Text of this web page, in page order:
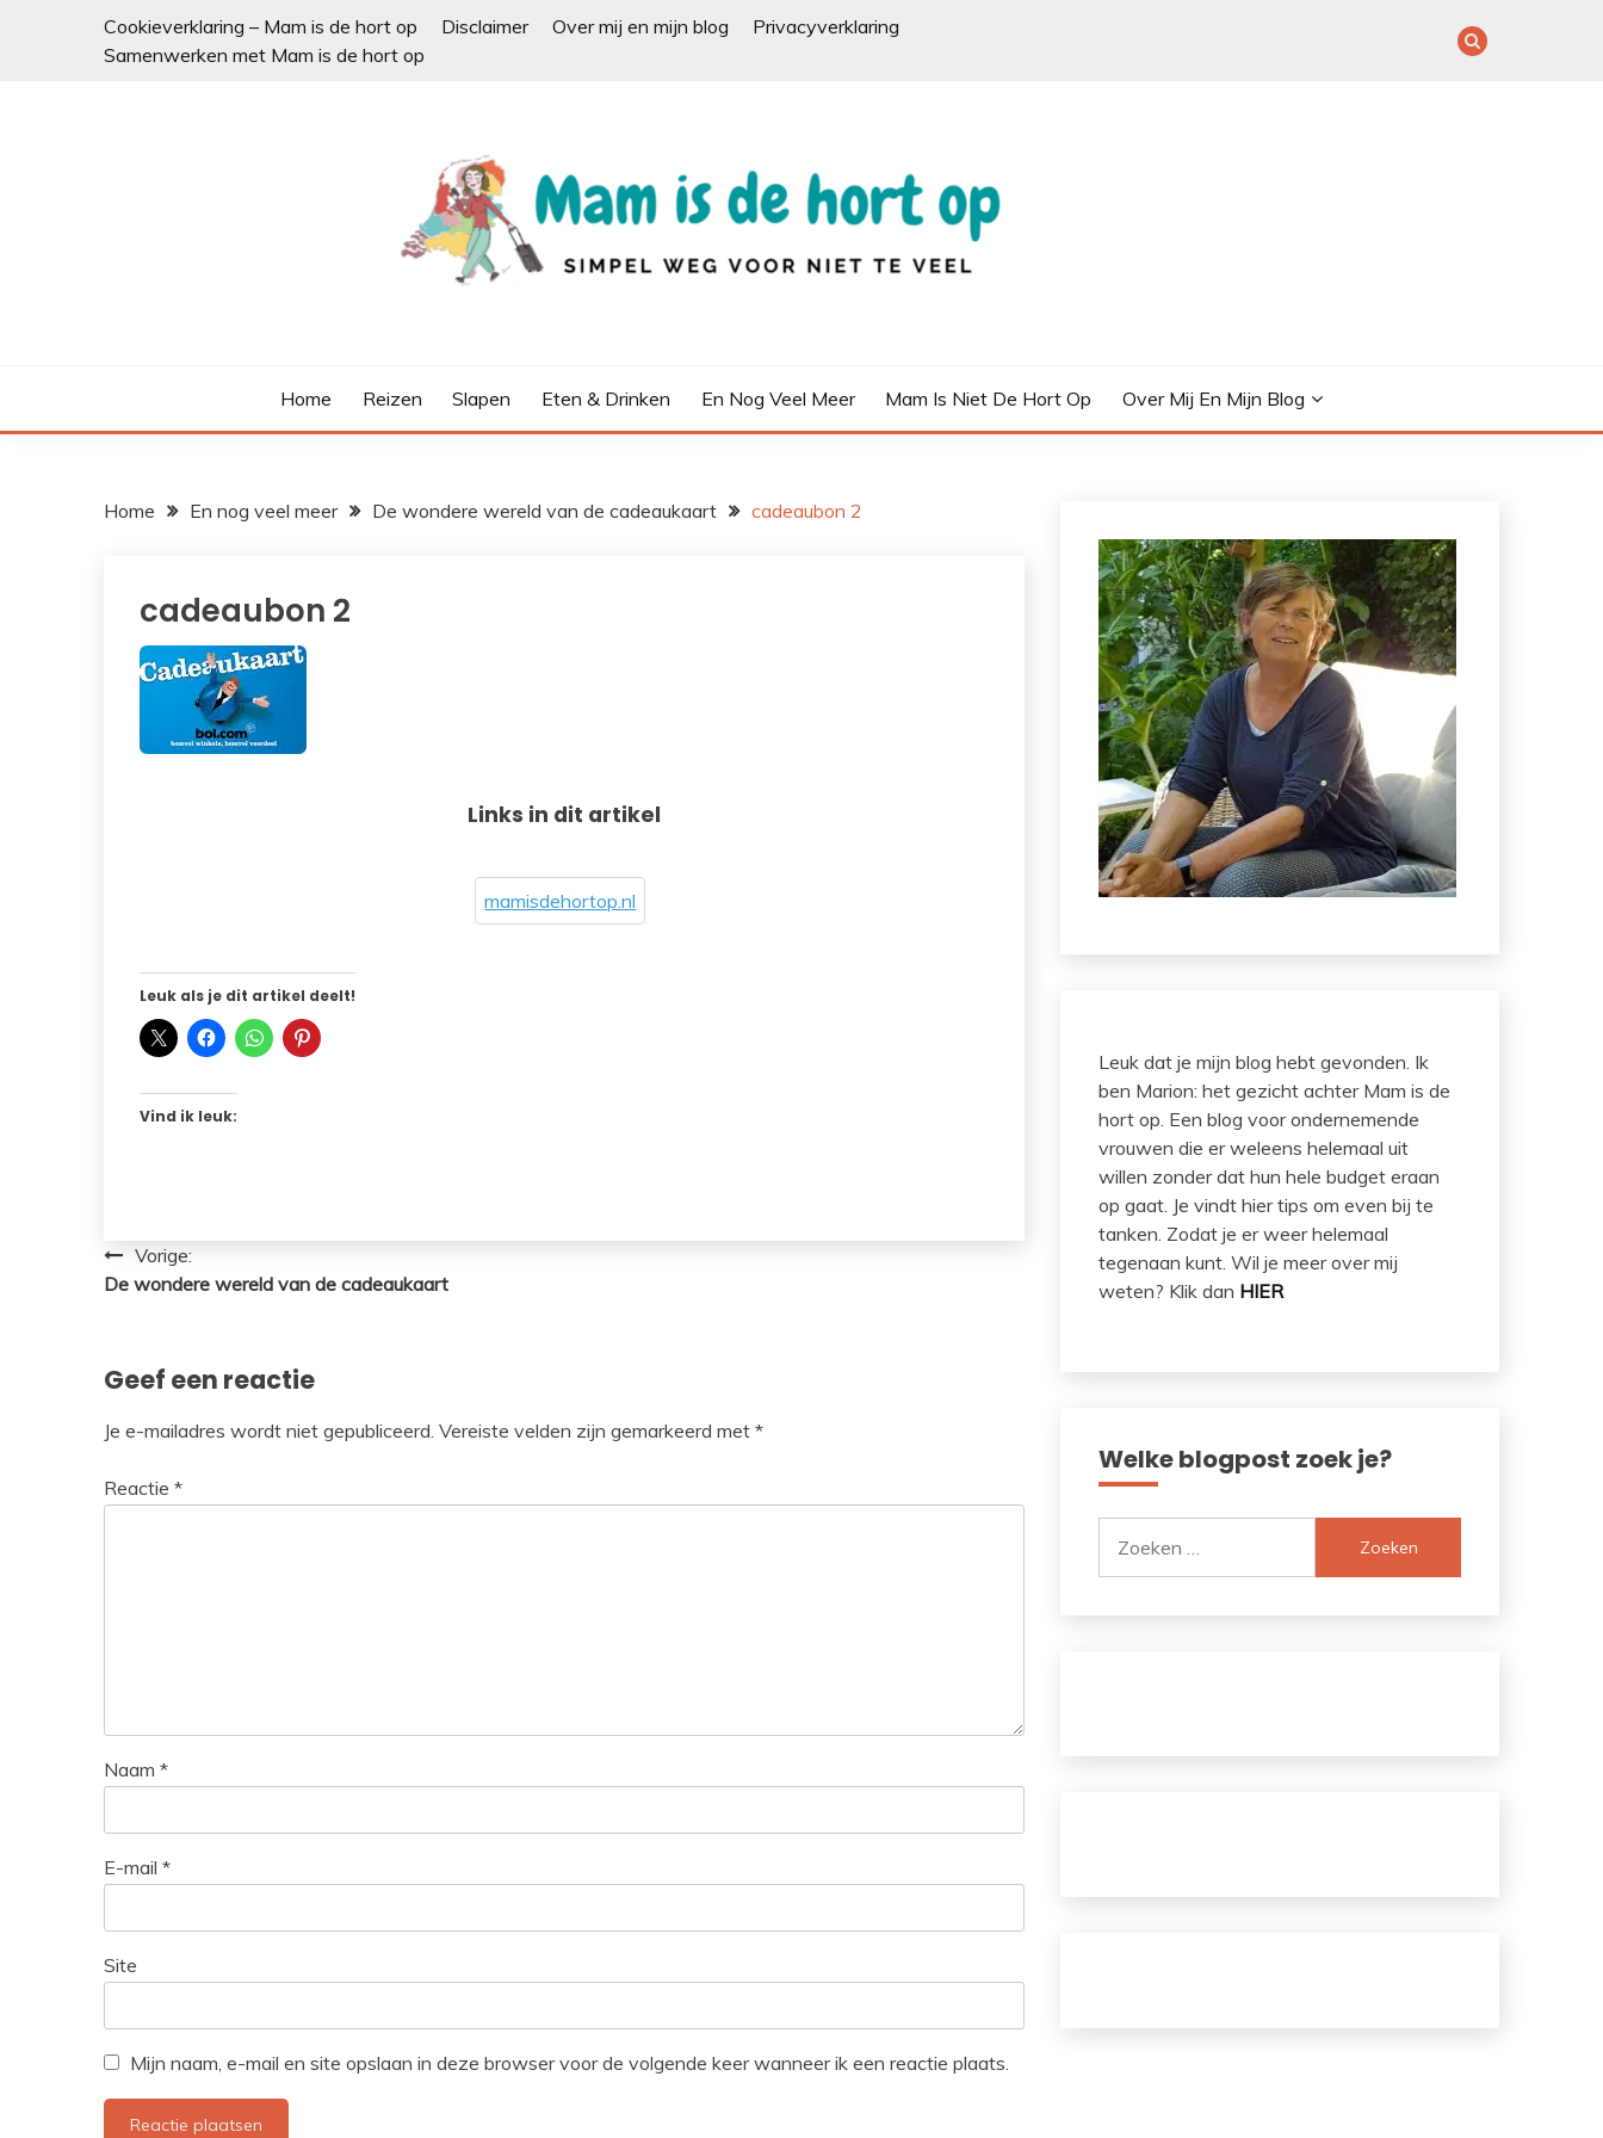
Cookieverklaring – Mam is de hort op Disclaimer Over mij en mijn blog
Privacyverklaring
Samenwerken met Mam is de hort op
Home Reizen Slapen Eten & Drinken En Nog Veel Meer Mam Is Niet De Hort Op Over Mij En Mijn Blog
Home En nog veel meer De wondere wereld van de cadeaukaart cadeaubon 2
cadeaubon 2
Links in dit artikel
mamisdehortop.nl
Leuk als je dit artikel deelt!
Vind ik leuk:
Bericht
navigatie
Vorige:
De wondere wereld van de cadeaukaart
Geef een reactie
Je e-mailadres wordt niet gepubliceerd. Vereiste velden zijn gemarkeerd met *
Reactie *
Naam *
E-mail *
Site
Mijn naam, e-mail en site opslaan in deze browser voor de volgende keer wanneer ik een reactie plaats.
Leuk dat je mijn blog hebt gevonden. Ik
ben Marion: het gezicht achter Mam is de
hort op. Een blog voor ondernemende
vrouwen die er weleens helemaal uit
willen zonder dat hun hele budget eraan
op gaat. Je vindt hier tips om even bij te
tanken. Zodat je er weer helemaal
tegenaan kunt. Wil je meer over mij
weten? Klik dan HIER
Welke blogpost zoek je?
naar: